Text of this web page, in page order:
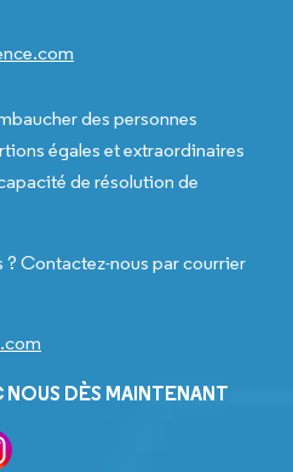
des personnes
égales et extraordinaires
de résolution de
? Contactez-nous par courrier
DÈS MAINTENANT